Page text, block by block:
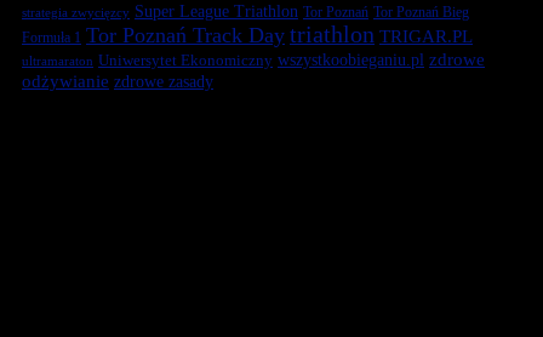
strategia zwycięzcy Super League Triathlon Tor Poznań Tor Poznań Bieg
Formuła 1 Tor Poznań Track Day triathlon TRIGAR.PL
ultramaraton Uniwersytet Ekonomiczny wszystkoobieganiu.pl zdrowe
odżywianie zdrowe zasady